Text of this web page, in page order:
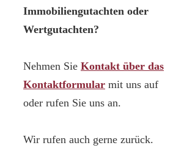
Immobiliengutachten oder
Wertgutachten?
Nehmen Sie Kontakt über das
Kontaktformular mit uns auf
oder rufen Sie uns an.
Wir rufen auch gerne zurück.